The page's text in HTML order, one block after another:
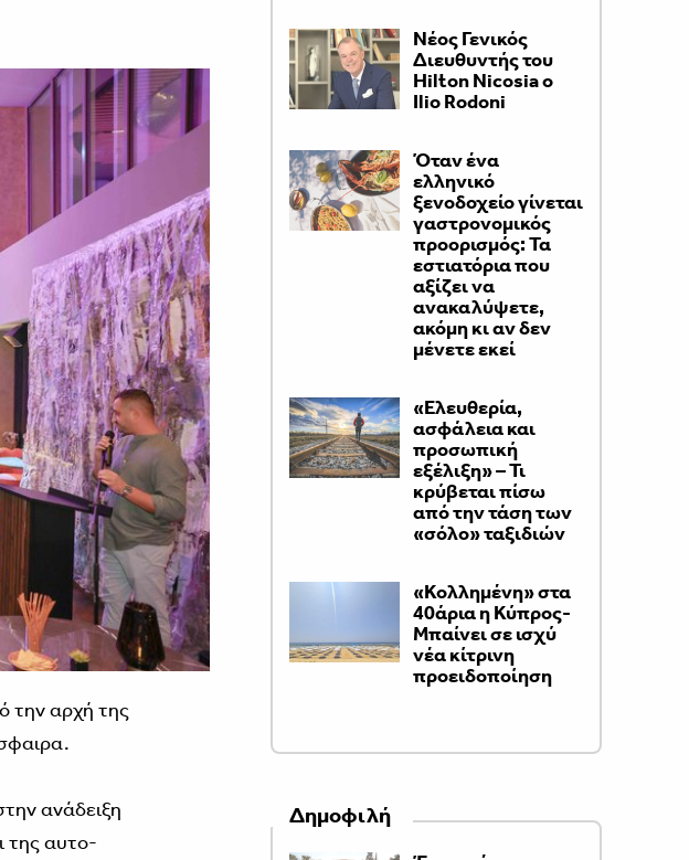
την αρχή της
ανάδειξη
της αυτο-
Νέος Γενικός
Διευθυντής του
Hilton Nicosia ο
Ilio Rodoni
Όταν ένα
ελληνικό
ξενοδοχείο γίνεται
γαστρονομικός
προορισμός: Τα
εστιατόρια που
αξίζει να
ανακαλύψετε,
ακόμη κι αν δεν
μένετε εκεί
«Ελευθερία,
ασφάλεια και
προσωπική
εξέλιξη» – Τι
κρύβεται πίσω
από την τάση των
«σόλο» ταξιδιών
«Κολλημένη» στα
40άρια η Κύπρος-
Μπαίνει σε ισχύ
νέα κίτρινη
προειδοποίηση
Δημοφιλή